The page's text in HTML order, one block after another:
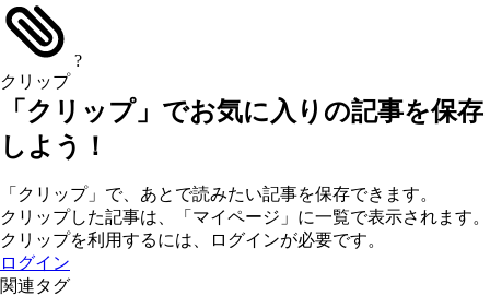
クリップ
?
「クリップ」でお気に入りの記事を保存
しよう！
「クリップ」で、あとで読みたい記事を保存できます。
クリップした記事は、「マイページ」に一覧で表示されます。
クリップを利用するには、ログインが必要です。
ログイン
関連タグ